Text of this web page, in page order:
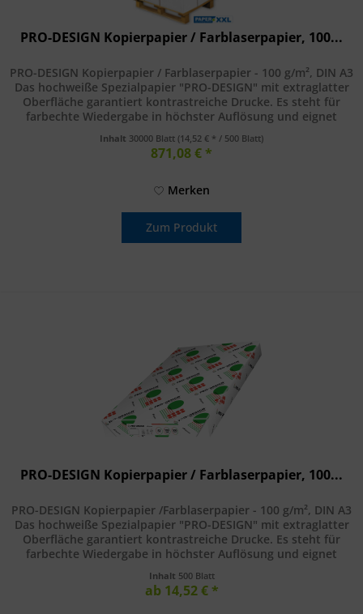
PRO-DESIGN Kopierpapier / Farblaserpapier, 100...
PRO-DESIGN Kopierpapier / Farblaserpapier - 100 g/m², DIN A3
Das hochweiße Spezialpapier "PRO-DESIGN" mit extraglatter
Oberfläche garantiert kontrastreiche Drucke. Es steht für
farbechte Wiedergabe in höchster Auflösung und eignet
Inhalt 30000 Blatt (14,52 € * / 500 Blatt)
871,08 € *
Merken
Zum Produkt
PRO-DESIGN Kopierpapier / Farblaserpapier, 100...
PRO-DESIGN Kopierpapier /Farblaserpapier - 100 g/m², DIN A3
Das hochweiße Spezialpapier "PRO-DESIGN" mit extraglatter
Oberfläche garantiert kontrastreiche Drucke. Es steht für
farbechte Wiedergabe in höchster Auflösung und eignet
Inhalt 500 Blatt
ab 14,52 € *